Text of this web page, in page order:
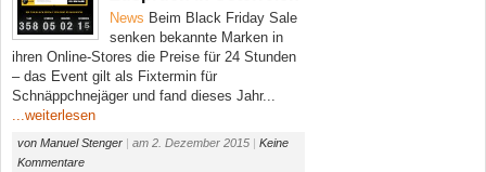
News Beim Black Friday Sale
senken bekannte Marken in
ihren Online-Stores die Preise für 24 Stunden
– das Event gilt als Fixtermin für
Schnäppchnejäger und fand dieses Jahr...
...weiterlesen
von Manuel Stenger | am 2. Dezember 2015 | Keine
Kommentare